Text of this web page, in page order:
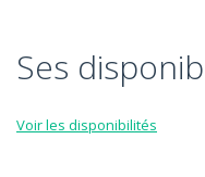
Ses
Voir les disponibilités